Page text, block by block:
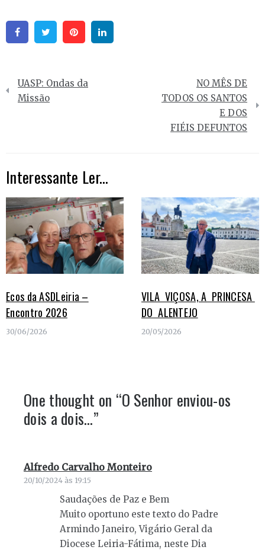
FacebookTwitter Pinterest
Navegação
de
UASP: Ondas da
Missão
NO MÊS DE
TODOS OS SANTOS
E DOS
FIÉIS DEFUNTOS
Interessante Ler...
Ecos da ASDLeiria –
Encontro 2026
30/06/2026
VILA VIÇOSA, A PRINCESA
DO ALENTEJO
20/05/2026
One thought on “O Senhor enviou-os
dois a dois…”
Alfredo Carvalho Monteiro
20/10/2024 às 19:15
Saudações de Paz e Bem
Muito oportuno este texto do Padre
Armindo Janeiro, Vigário Geral da
Diocese Leiria-Fátima, neste Dia